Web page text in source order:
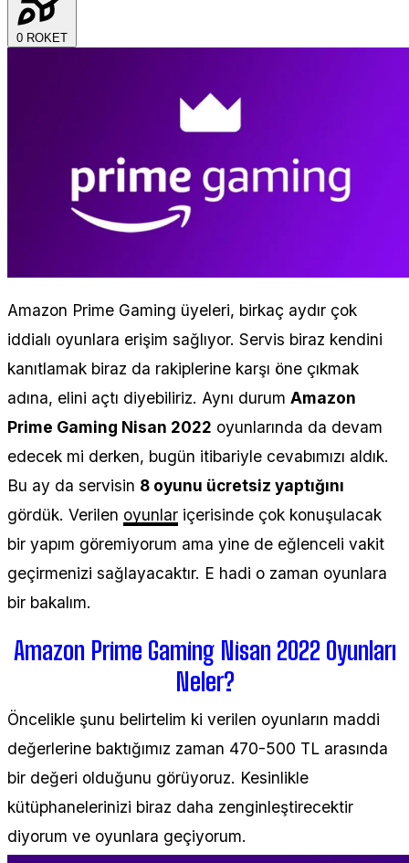
0 ROKET
Amazon Prime Gaming üyeleri, birkaç aydır çok
iddialı oyunlara erişim sağlıyor. Servis biraz kendini
kanıtlamak biraz da rakiplerine karşı öne çıkmak
adına, elini açtı diyebiliriz. Aynı durum Amazon
Prime Gaming Nisan 2022 oyunlarında da devam
edecek mi derken, bugün itibariyle cevabımızı aldık.
Bu ay da servisin 8 oyunu ücretsiz yaptığını
gördük. Verilen oyunlar içerisinde çok konuşulacak
bir yapım göremiyorum ama yine de eğlenceli vakit
geçirmenizi sağlayacaktır. E hadi o zaman oyunlara
bir bakalım.
Amazon Prime Gaming Nisan 2022 Oyunları
Neler?
Öncelikle şunu belirtelim ki verilen oyunların maddi
değerlerine baktığımız zaman 470-500 TL arasında
bir değeri olduğunu görüyoruz. Kesinlikle
kütüphanelerinizi biraz daha zenginleştirecektir
diyorum ve oyunlara geçiyorum.